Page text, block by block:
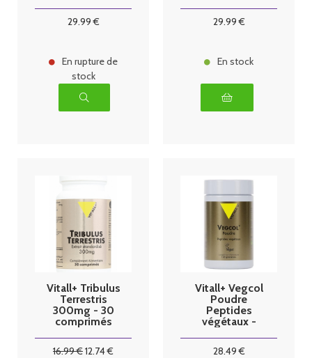
29.99€
En rupture de
stock
29.99€
En stock
Vitall+ Tribulus
Terrestris
300mg - 30
comprimés
16.99€12.74€
Vitall+ Vegcol
Poudre
Peptides
végétaux -
28.49€